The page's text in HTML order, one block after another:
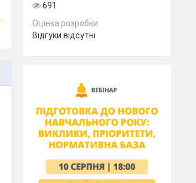
691
Оцінка розробки
Відгуки відсутні